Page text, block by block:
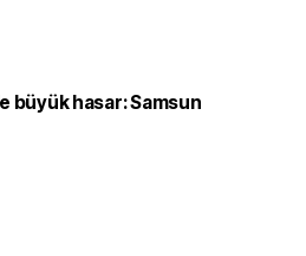
büyük hasar: Samsun